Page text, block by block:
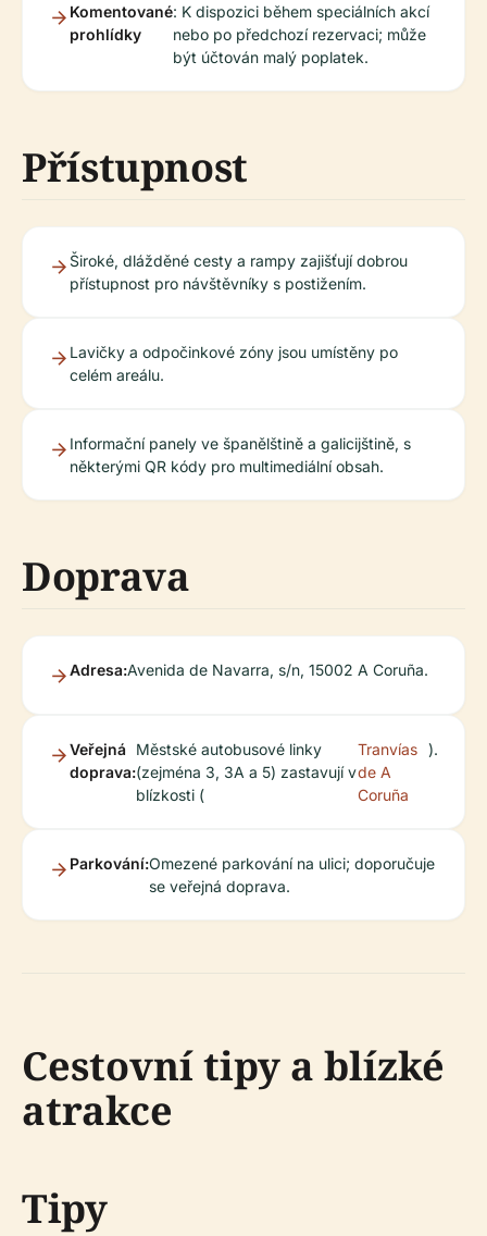
Komentované
prohlídky
: K dispozici během speciálních akcí
nebo po předchozí rezervaci; může
být účtován malý poplatek.
Přístupnost
Široké, dlážděné cesty a rampy zajišťují dobrou
přístupnost pro návštěvníky s postižením.
Lavičky a odpočinkové zóny jsou umístěny po
celém areálu.
Informační panely ve španělštině a galicijštině, s
některými QR kódy pro multimediální obsah.
Doprava
Adresa:Avenida de Navarra, s/n, 15002 A Coruña.
Veřejná
doprava:
Městské autobusové linky
(zejména 3, 3A a 5) zastavují v
blízkosti (
Tranvías
de A
Coruña
).
Parkování:Omezené parkování na ulici; doporučuje
se veřejná doprava.
Cestovní tipy a blízké
atrakce
Tipy